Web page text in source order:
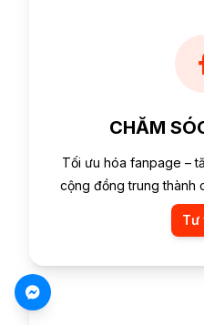
CHĂM
Tối ưu hóa fanpage –
cộng đồng trung thành
Tư